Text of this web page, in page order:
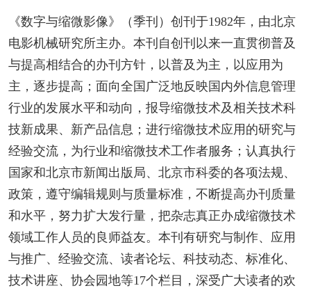
《数字与缩微影像》（季刊）创刊于1982年，由北京
电影机械研究所主办。本刊自创刊以来一直贯彻普及
与提高相结合的办刊方针，以普及为主，以应用为
主，逐步提高；面向全国广泛地反映国内外信息管理
行业的发展水平和动向，报导缩微技术及相关技术科
技新成果、新产品信息；进行缩微技术应用的研究与
经验交流，为行业和缩微技术工作者服务；认真执行
国家和北京市新闻出版局、北京市科委的各项法规、
政策，遵守编辑规则与质量标准，不断提高办刊质量
和水平，努力扩大发行量，把杂志真正办成缩微技术
领域工作人员的良师益友。本刊有研究与制作、应用
与推广、经验交流、读者论坛、科技动态、标准化、
技术讲座、协会园地等17个栏目，深受广大读者的欢